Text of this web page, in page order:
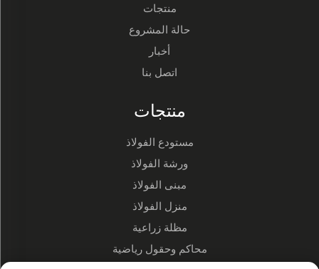
منتجات
حالة المشروع
أخبار
اتصل بنا
منتجات
مستودع الفولاذ
ورشة الفولاذ
مبنى الفولاذ
منزل الفولاذ
مظلة زراعية
محاكم وحقول رياضية